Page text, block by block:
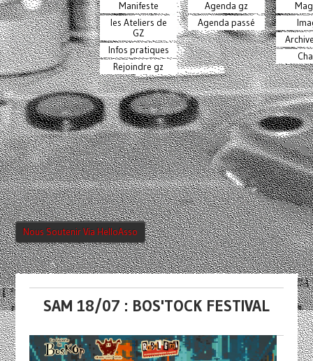
Manifeste
les Ateliers de
GZ
Infos pratiques
Rejoindre gz
Agenda gz
Agenda passé
Nous Soutenir Via HelloAsso
SAM 18/07 : BOS'TOCK FESTIVAL